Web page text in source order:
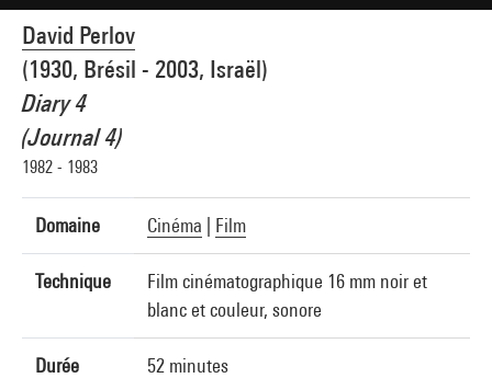
David Perlov
(1930, Brésil - 2003, Israël)
Diary 4
(Journal 4)
1982 - 1983
Domaine Cinéma Film
Technique
Film cinématographique 16 mm noir et
blanc et couleur, sonore
Durée 52 minutes